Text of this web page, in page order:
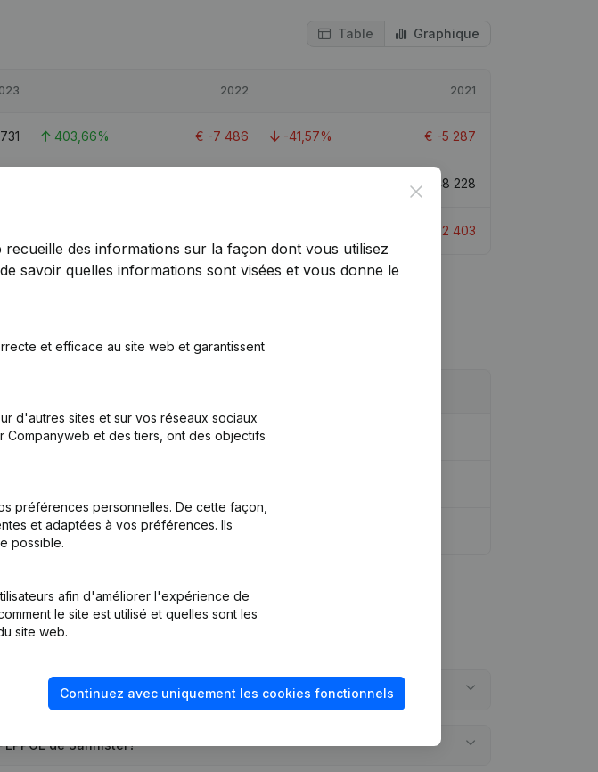
Table Graphique
2022 2021
403,66% € -7 486 -41,57% € -5 287
€ 48 228
-2 403
…) - Modification Forme Juridique - Demissions, Nominations
Succursale, etc...)
TVA de Sannister?
de Sannister?
Close
des informations sur la façon dont vous utilisez
savoir quelles informations sont visées et vous donne le
et efficace au site web et garantissent
d'autres sites et sur vos réseaux sociaux
Companyweb et des tiers, ont des objectifs
préférences personnelles. De cette façon,
et adaptées à vos préférences. Ils
possible.
afin d'améliorer l'expérience de
le site est utilisé et quelles sont les
site web.
Continuez avec uniquement les cookies fonctionnels